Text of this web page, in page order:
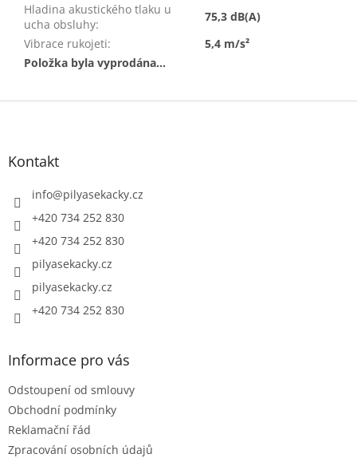
Hladina akustického tlaku u
ucha obsluhy:
75,3 dB(A)
Vibrace rukojeti:
5,4 m/s²
Položka byla vyprodána…
Z
Kontakt
info@pilyasekacky.cz
+420 734 252 830
+420 734 252 830
pilyasekacky.cz
pilyasekacky.cz
+420 734 252 830
Informace pro vás
Odstoupení od smlouvy
Obchodní podmínky
Reklamační řád
Zpracování osobních údajů